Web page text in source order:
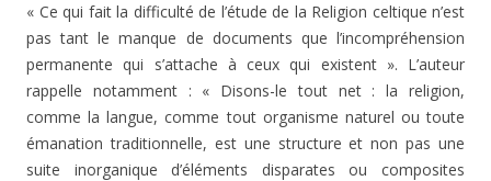
« Ce qui fait la difficulté de l’étude de la Religion celtique n’est
pas tant le manque de documents que l’incompréhension
permanente qui s’attache à ceux qui existent ». L’auteur
rappelle notamment : « Disons-le tout net : la religion,
comme la langue, comme tout organisme naturel ou toute
émanation traditionnelle, est une structure et non pas une
suite inorganique d’éléments disparates ou composites